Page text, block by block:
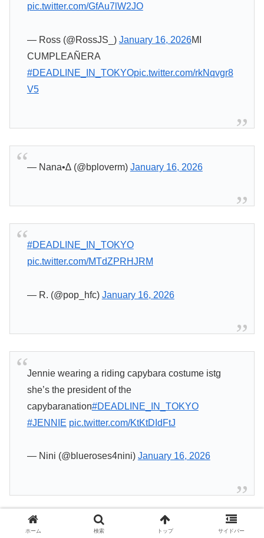
pic.twitter.com/GfAu7lW2JO
— Ross (@RossJS_) January 16, 2026MI
CUMPLEAÑERA
#DEADLINE_IN_TOKYOpic.twitter.com/rkNqvgr8
V5
— Nana•∆ (@bploverm) January 16, 2026
#DEADLINE_IN_TOKYO
pic.twitter.com/MTdZPRHJRM
— R. (@pop_hfc) January 16, 2026
Jennie wearing a riding capybara costume istg
she’s the president of the
capybaranation#DEADLINE_IN_TOKYO
#JENNIE pic.twitter.com/KtKtDIdFtJ
— Nini (@blueroses4nini) January 16, 2026
She’s just a baby#JENNIE
ホーム 検索 トップ サイドバー